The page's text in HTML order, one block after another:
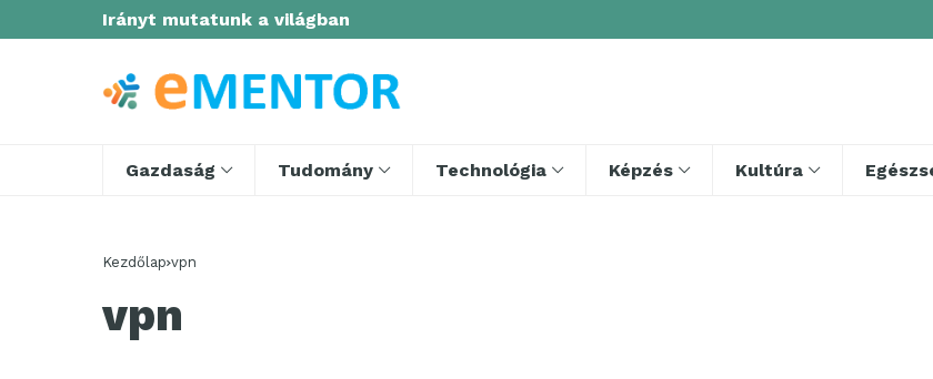
Irányt mutatunk a világban
Gazdaság Tudomány Technológia Képzés Kultúra
Kezdőlap vpn
vpn